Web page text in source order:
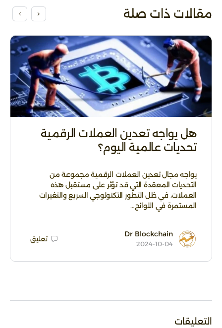
مقالات ذات صلة
هل يواجه تعدين العملات الرقمية
تحديات عالمية اليوم؟
يواجه مجال تعدين العملات الرقمية مجموعة من
التحديات المعقدة التي قد تؤثر على مستقبل هذه
العملات، في ظل التطور التكنولوجي السريع والتغيرات
المستمرة في اللوائح…
Dr Blockchain
2024-10-04
تعليق
التعليقات